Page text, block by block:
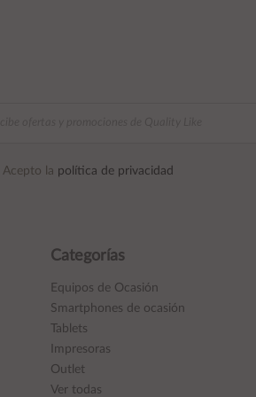
Acepto la política de privacidad
Categorías
Equipos de Ocasión
Smartphones de ocasión
Tablets
Impresoras
Outlet
Ver todas